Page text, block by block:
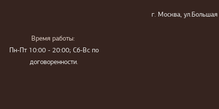
г. Москва,
Время работы:
Пн-Пт 10:00 - 20:00; Сб-Вс по
договоренности.